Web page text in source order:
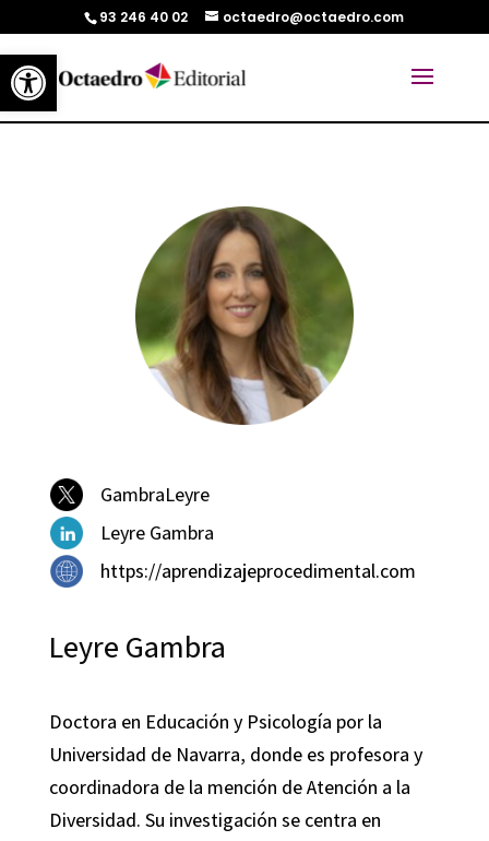
Abrir barra de herramientas
93 246 40 02 octaedro@octaedro.com
GambraLeyre
Leyre Gambra
https://aprendizajeprocedimental.com
Leyre Gambra
Doctora en Educación y Psicología por la
Universidad de Navarra, donde es profesora y
coordinadora de la mención de Atención a la
Diversidad. Su investigación se centra en